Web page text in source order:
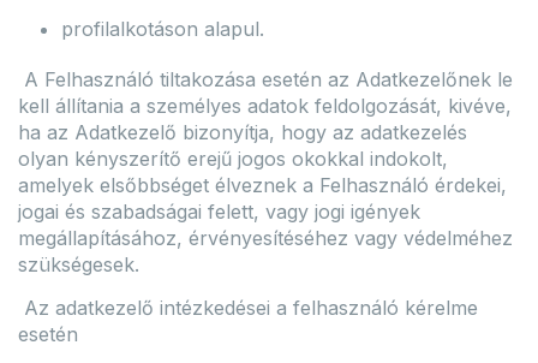
profilalkotáson alapul.
A Felhasználó tiltakozása esetén az Adatkezelőnek le
kell állítania a személyes adatok feldolgozását, kivéve,
ha az Adatkezelő bizonyítja, hogy az adatkezelés
olyan kényszerítő erejű jogos okokkal indokolt,
amelyek elsőbbséget élveznek a Felhasználó érdekei,
jogai és szabadságai felett, vagy jogi igények
megállapításához, érvényesítéséhez vagy védelméhez
szükségesek.
Az adatkezelő intézkedései a felhasználó kérelme
esetén